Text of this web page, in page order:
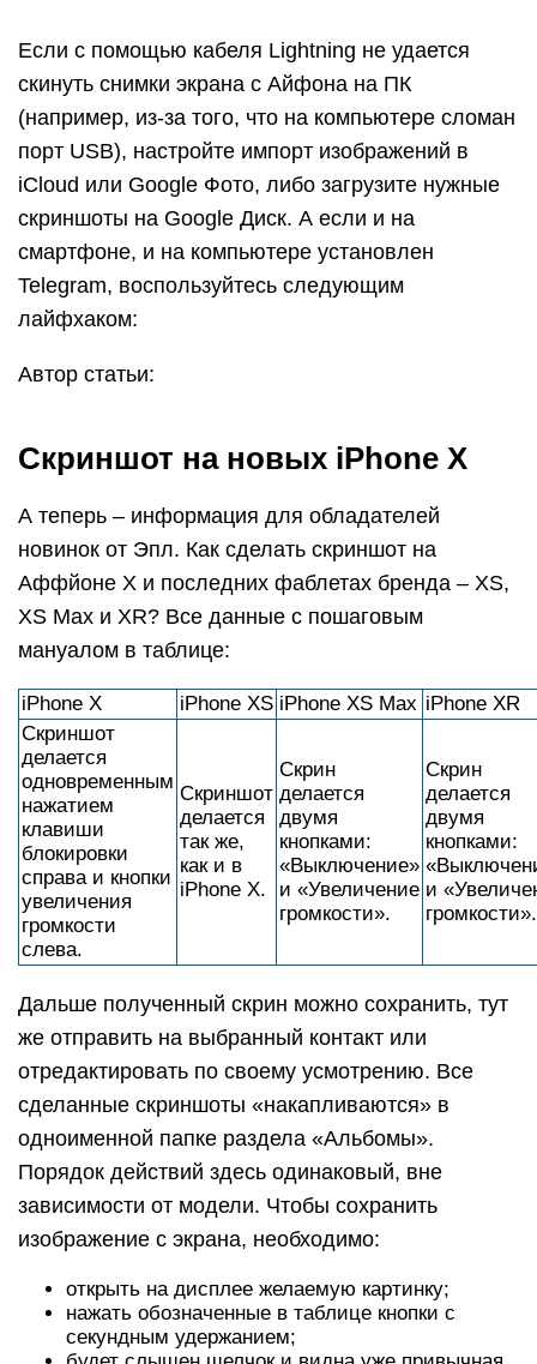
Если с помощью кабеля Lightning не удается
скинуть снимки экрана с Айфона на ПК
(например, из-за того, что на компьютере сломан
порт USB), настройте импорт изображений в
iCloud или Google Фото, либо загрузите нужные
скриншоты на Google Диск. А если и на
смартфоне, и на компьютере установлен
Telegram, воспользуйтесь следующим
лайфхаком:
Автор статьи:
Скриншот на новых iPhone X
А теперь – информация для обладателей
новинок от Эпл. Как сделать скриншот на
Аффйоне Х и последних фаблетах бренда – ХS,
XS Max и XR? Все данные с пошаговым
мануалом в таблице:
iPhone X iPhone ХS iPhone XS Max iPhone XR
Скриншот
делается
одновременным
нажатием
клавиши
блокировки
справа и кнопки
увеличения
громкости
слева.
Скриншот
делается
так же,
как и в
iPhone X.
Скрин
делается
двумя
кнопками:
«Выключение»
и «Увеличение
громкости».
Скрин
делается
двумя
кнопками:
и
громкости».
Дальше полученный скрин можно сохранить, тут
же отправить на выбранный контакт или
отредактировать по своему усмотрению. Все
сделанные скриншоты «накапливаются» в
одноименной папке раздела «Альбомы».
Порядок действий здесь одинаковый, вне
зависимости от модели. Чтобы сохранить
изображение с экрана, необходимо:
открыть на дисплее желаемую картинку;
нажать обозначенные в таблице кнопки с
секундным удержанием;